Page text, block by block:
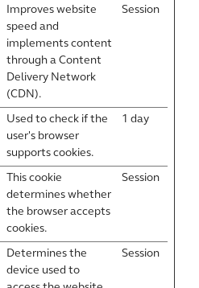
Improves website
speed and
implements content
through a Content
Delivery Network
(CDN).
Session
Used to check if the
user's browser
supports cookies.
1 day
This cookie
determines whether
the browser accepts
cookies.
Session
Determines the
device used to
Session